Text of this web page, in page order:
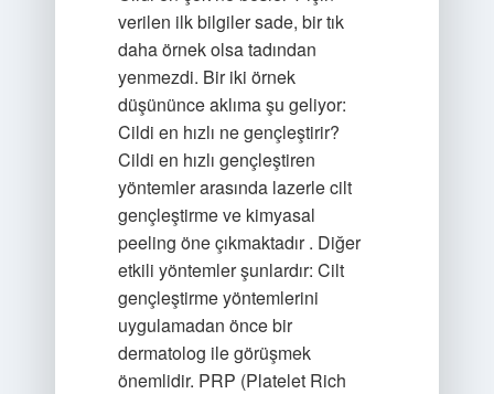
verilen ilk bilgiler sade, bir tık
daha örnek olsa tadından
yenmezdi. Bir iki örnek
düşününce aklıma şu geliyor:
Cildi en hızlı ne gençleştirir?
Cildi en hızlı gençleştiren
yöntemler arasında lazerle cilt
gençleştirme ve kimyasal
peeling öne çıkmaktadır . Diğer
etkili yöntemler şunlardır: Cilt
gençleştirme yöntemlerini
uygulamadan önce bir
dermatolog ile görüşmek
önemlidir. PRP (Platelet Rich